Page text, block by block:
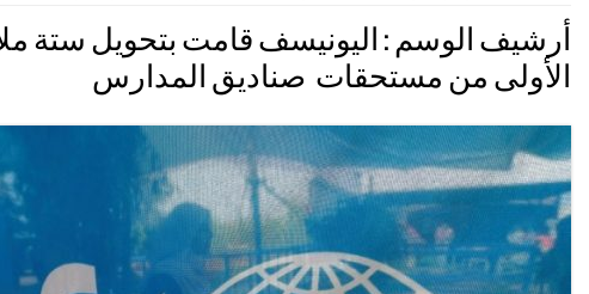
أرشيف الوسم : اليونيسف قامت بتحويل ستة
الأولى من مستحقات صناديق المدارس